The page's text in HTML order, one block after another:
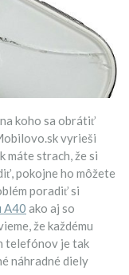
koho sa obrátiť
vyrieši
máte strach, že si
pokojne ho môžete
poradiť si
A40 ako aj so
že každému
telefónov je tak
náhradné diely